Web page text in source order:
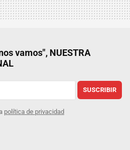
vamos", NUESTRA
SUSCRIBIR
política de privacidad